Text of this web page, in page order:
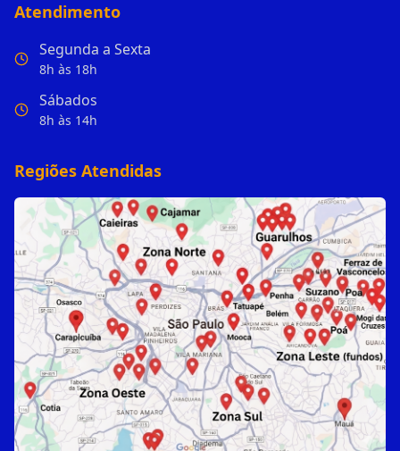
Atendimento
Segunda a Sexta
8h às 18h
Sábados
8h às 14h
Regiões Atendidas